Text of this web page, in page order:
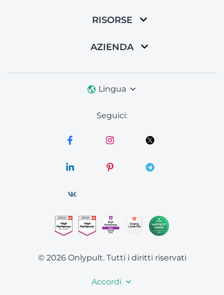
RISORSE
AZIENDA
Lingua
Seguici:
© 2026 Onlypult. Tutti i diritti riservati
Accordi